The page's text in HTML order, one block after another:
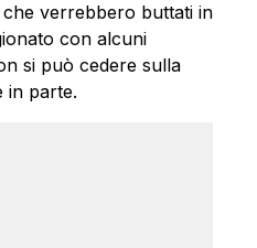
verrebbero buttati in
con alcuni
si può cedere sulla
in parte.